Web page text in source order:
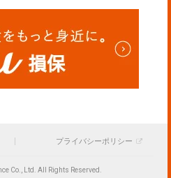
プライバシーポリシー
Co., Ltd. All Rights Reserved.